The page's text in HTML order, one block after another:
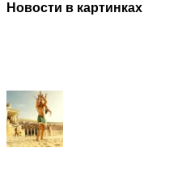
Новости в картинках